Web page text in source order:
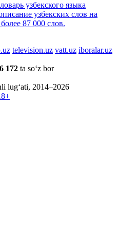
узбекского языка
узбекских слов на
87 000 слов.
television.uz vatt.uz iboralar.uz
172 ta so‘z bor
lug‘ati, 2014–2026